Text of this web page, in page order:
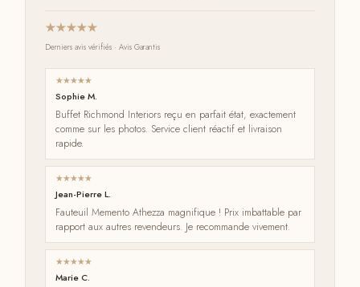
Derniers avis vérifiés · Avis Garantis
Sophie M.
Buffet Richmond Interiors reçu en parfait état, exactement
comme sur les photos. Service client réactif et livraison
rapide.
Jean-Pierre L.
Fauteuil Memento Athezza magnifique ! Prix imbattable par
rapport aux autres revendeurs. Je recommande vivement.
Marie C.